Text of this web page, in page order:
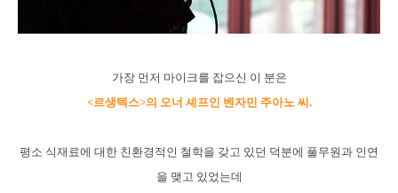
가장 먼저 마이크를 잡으신 이 분은
<르생텍스>의 오너 셰프인 벤자민 주아노 씨.
평소 식재료에 대한 친환경적인 철학을 갖고 있던 덕분에 풀무원과 인연
을 맺고 있었는데